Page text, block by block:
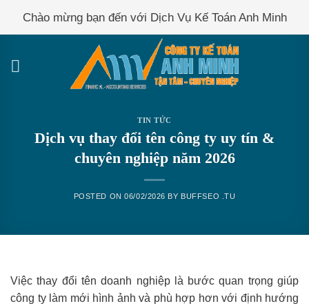
Chào mừng bạn đến với Dịch Vụ Kế Toán Anh Minh
TIN TỨC
Dịch vụ thay đổi tên công ty uy tín &
chuyên nghiệp năm 2026
POSTED ON06/02/2026 BY BUFFSEO .TU
Việc thay đổi tên doanh nghiệp là bước quan trọng giúp
công ty làm mới hình ảnh và phù hợp hơn với định hướng